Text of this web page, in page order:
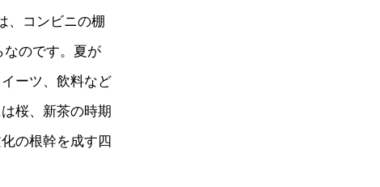
、コンビニの棚
なのです。夏が
ーツ、飲料など
桜、新茶の時期
の根幹を成す四